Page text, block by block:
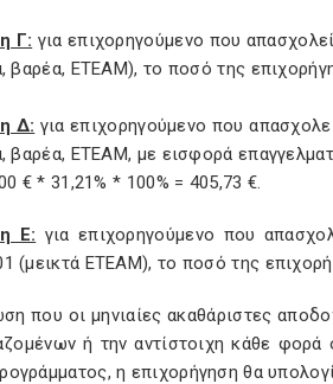
Γ: για επιχορηγούμενο που
βαρέα, ΕΤΕΑΜ), το ποσό της
Δ: για επιχορηγούμενο που
βαρέα, ΕΤΕΑΜ, με εισφορά
€ * 31,21% * 100% = 405,73 €.
Ε: για επιχορηγούμενο που
(μεικτά ΕΤΕΑΜ), το ποσό της
που οι μηνιαίες ακαθάριστες
ή την αντίστοιχη κάθε
η επιχορήγηση θα